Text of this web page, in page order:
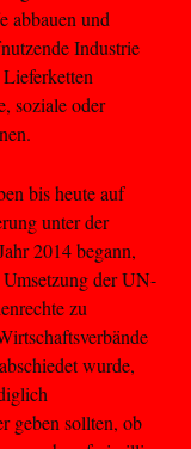
abbauen und
Industrie
soziale oder
bis heute auf
unter der
2014 begann,
der UN-
zu
wurde,
geben sollten, ob